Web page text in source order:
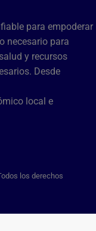
para empoderar
necesario para
y recursos
Desde
local e
los derechos